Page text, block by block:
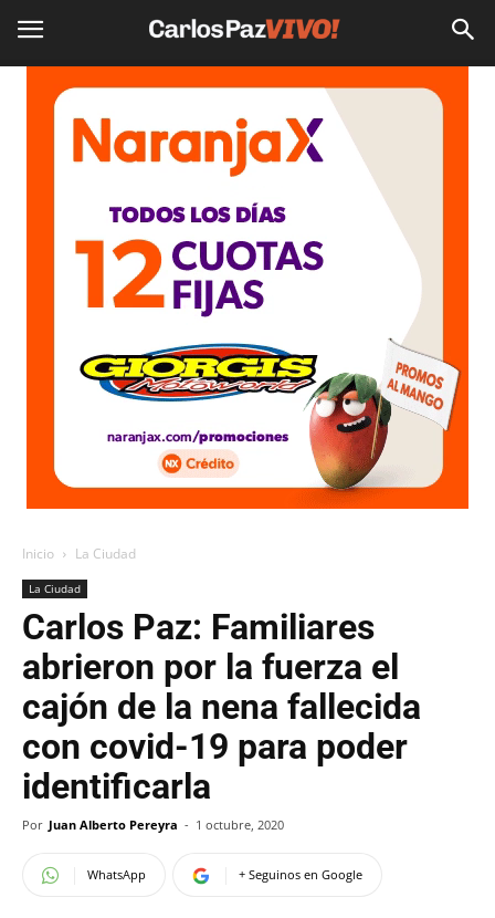
Inicio La Ciudad
La Ciudad
Carlos Paz: Familiares
abrieron por la fuerza el
cajón de la nena fallecida
con covid-19 para poder
identificarla
Por Juan Alberto Pereyra - 1 octubre, 2020
WhatsApp + Seguinos en Google